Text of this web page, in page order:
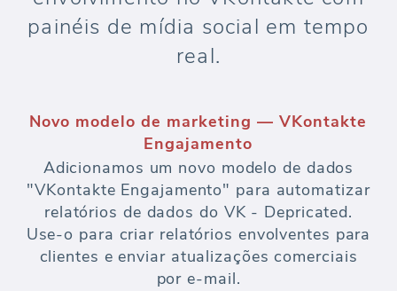
painéis de mídia social em tempo
real.
Novo modelo de marketing — VKontakte
Engajamento
Adicionamos um novo modelo de dados
"VKontakte Engajamento" para automatizar
relatórios de dados do VK - Depricated.
Use-o para criar relatórios envolventes para
clientes e enviar atualizações comerciais
por e-mail.